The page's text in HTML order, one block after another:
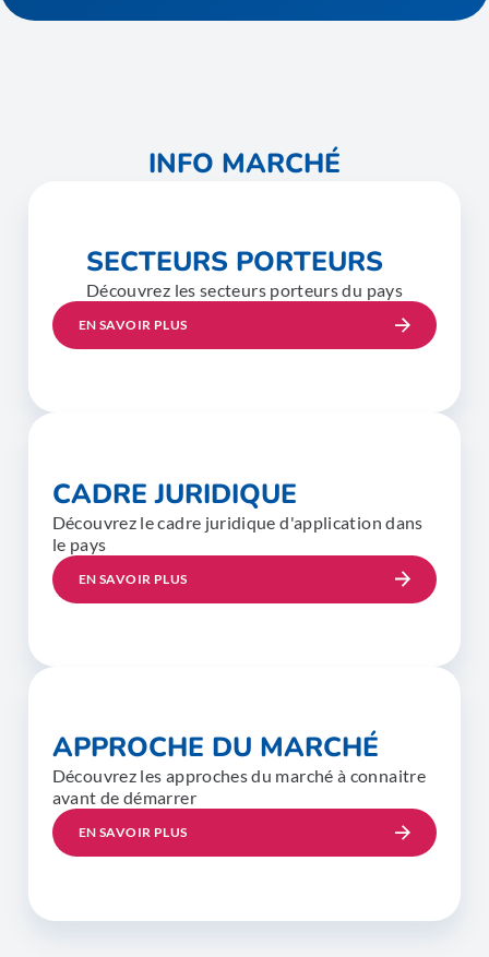
INFO MARCHÉ
SECTEURS PORTEURS
Découvrez les secteurs porteurs du pays
EN SAVOIR PLUS
CADRE JURIDIQUE
Découvrez le cadre juridique d'application dans
le pays
EN SAVOIR PLUS
APPROCHE DU MARCHÉ
Découvrez les approches du marché à connaitre
avant de démarrer
EN SAVOIR PLUS